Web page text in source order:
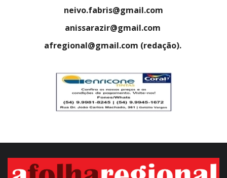
neivo.fabris@gmail.com
anissarazir@gmail.com
afregional@gmail.com (redação).